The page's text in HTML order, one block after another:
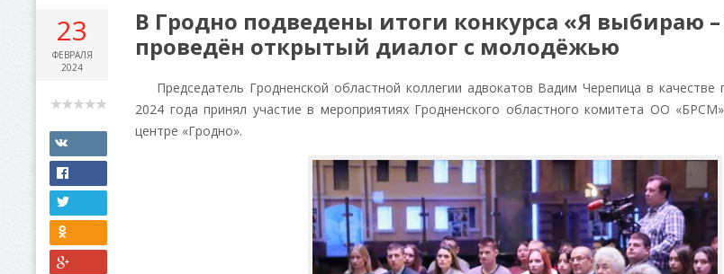
23
ФЕВРАЛЯ
2024
В Гродно подведены итоги конкурса «Я выбираю –
проведён открытый диалог с молодёжью
Председатель Гродненской областной коллегии адвокатов Вадим Черепица в качестве
2024 года принял участие в мероприятиях Гродненского областного комитета ОО
центре «Гродно».